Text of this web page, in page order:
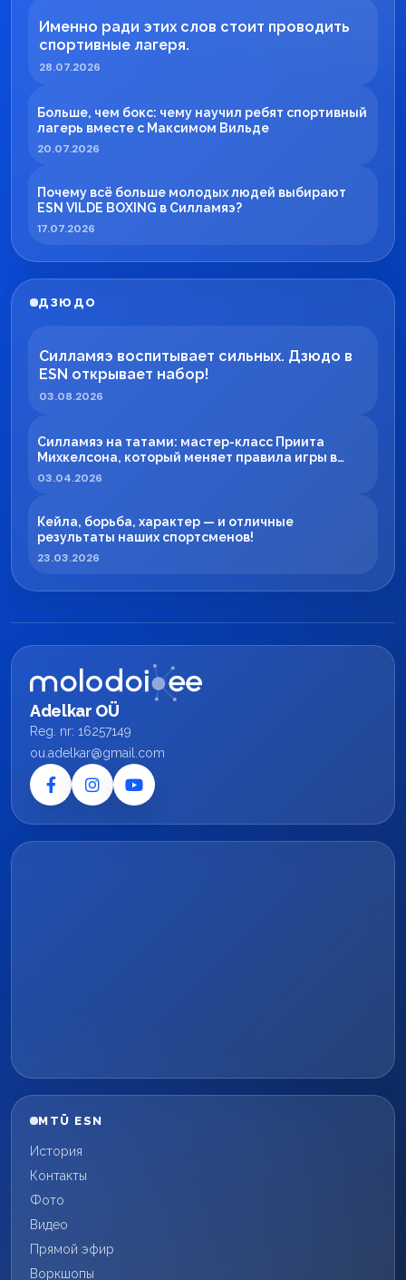
Именно ради этих слов стоит проводить
спортивные лагеря.
28.07.2026
Больше, чем бокс: чему научил ребят спортивный
лагерь вместе с Максимом Вильде
20.07.2026
Почему всё больше молодых людей выбирают
ESN VILDE BOXING в Силламяэ?
17.07.2026
ДЗЮДО
Силламяэ воспитывает сильных. Дзюдо в
ESN открывает набор!
03.08.2026
Силламяэ на татами: мастер-класс Приита
Михкелсона, который меняет правила игры в
регионе
03.04.2026
Кейла, борьба, характер — и отличные
результаты наших спортсменов!
23.03.2026
Adelkar OÜ
Reg. nr: 16257149
ou.adelkar@gmail.com
MTÜ ESN
История
Контакты
Фото
Видео
Прямой эфир
Воркшопы